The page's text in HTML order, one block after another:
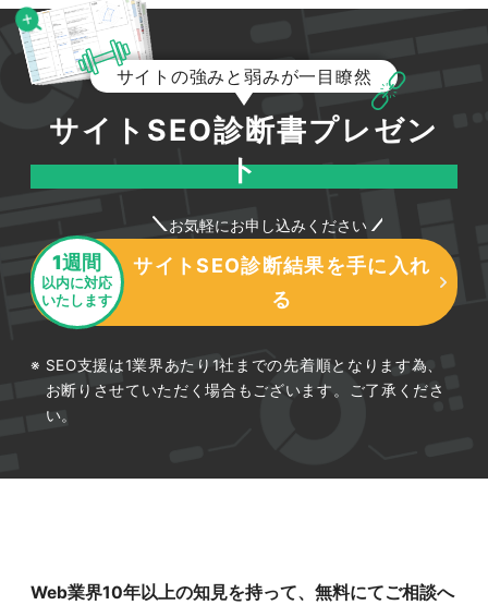
サイトの強みと弱みが一目瞭然
サイトSEO診断書プレゼン
ト
お気軽にお申し込みください
1週間
以内に対応
いたします
サイトSEO診断結果を手に入れ
る
SEO支援は1業界あたり1社までの先着順となります為、
お断りさせていただく場合もございます。ご了承くださ
い。
Web業界10年以上の知見を持って、無料にてご相談へ